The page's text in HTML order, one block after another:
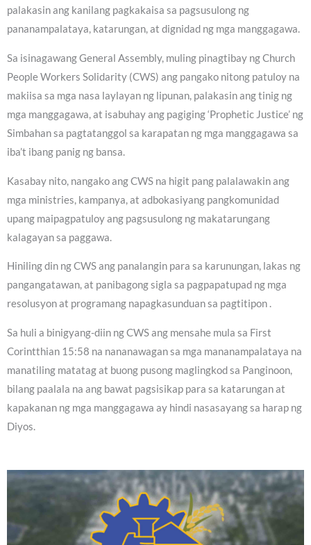
palakasin ang kanilang pagkakaisa sa pagsusulong ng
pananampalataya, katarungan, at dignidad ng mga manggagawa.
Sa isinagawang General Assembly, muling pinagtibay ng Church
People Workers Solidarity (CWS) ang pangako nitong patuloy na
makiisa sa mga nasa laylayan ng lipunan, palakasin ang tinig ng
mga manggagawa, at isabuhay ang pagiging ‘Prophetic Justice’ ng
Simbahan sa pagtatanggol sa karapatan ng mga manggagawa sa
iba’t ibang panig ng bansa.
Kasabay nito, nangako ang CWS na higit pang palalawakin ang
mga ministries, kampanya, at adbokasiyang pangkomunidad
upang maipagpatuloy ang pagsusulong ng makatarungang
kalagayan sa paggawa.
Hiniling din ng CWS ang panalangin para sa karunungan, lakas ng
pangangatawan, at panibagong sigla sa pagpapatupad ng mga
resolusyon at programang napagkasunduan sa pagtitipon .
Sa huli a binigyang-diin ng CWS ang mensahe mula sa First
Corintthian 15:58 na nananawagan sa mga mananampalataya na
manatiling matatag at buong pusong maglingkod sa Panginoon,
bilang paalala na ang bawat pagsisikap para sa katarungan at
kapakanan ng mga manggagawa ay hindi nasasayang sa harap ng
Diyos.